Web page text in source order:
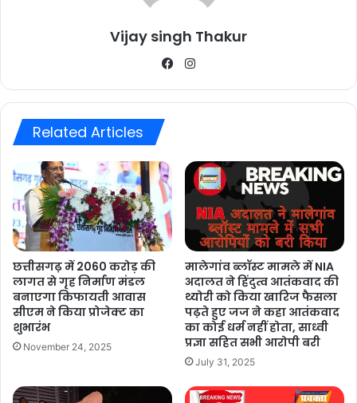
Vijay singh Thakur
Facebook
Related Articles
छत्तीसगढ़ में 2060 करोड़ की
लागत से गृह निर्माण मंडल
बनाएगा किफायती आवास
सीएम ने किया प्रोजेक्ट का
शुभारंभ
November 24, 2025
मालेगांव ब्लॉस्ट मामले में NIA
अदालत ने हिंदुत्व आतंकवाद की
थ्योरी को किया खारिज फैसला
पढ़ते हुए जज ने कहा आतंकवाद
का कोई धर्म नहीं होता, साध्वी
प्रज्ञा सहित सभी आरोपी बरी
July 31, 2025